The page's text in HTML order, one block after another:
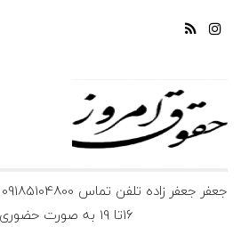
ج
16تا 19 به صورت حضوری و آنلاین